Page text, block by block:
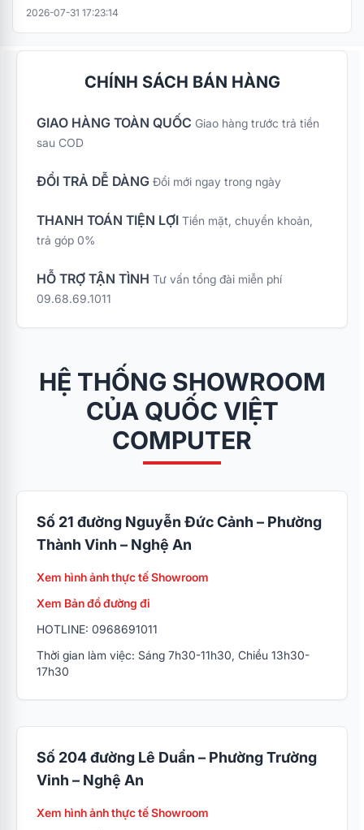
2026-07-31 17:23:14
CHÍNH SÁCH BÁN HÀNG
GIAO HÀNG TOÀN QUỐC Giao hàng trước trả tiền
sau COD
ĐỔI TRẢ DỄ DÀNG Đổi mới ngay trong ngày
THANH TOÁN TIỆN LỢI Tiền mặt, chuyển khoản,
trả góp 0%
HỖ TRỢ TẬN TÌNH Tư vấn tổng đài miễn phí
09.68.69.1011
HỆ THỐNG SHOWROOM
CỦA QUỐC VIỆT
COMPUTER
Số 21 đường Nguyễn Đức Cảnh – Phường
Thành Vinh – Nghệ An
Xem hình ảnh thực tế Showroom
Xem Bản đồ đường đi
HOTLINE: 0968691011
Thời gian làm việc: Sáng 7h30-11h30, Chiều 13h30-
17h30
Số 204 đường Lê Duẩn – Phường Trường
Vinh – Nghệ An
Xem hình ảnh thực tế Showroom